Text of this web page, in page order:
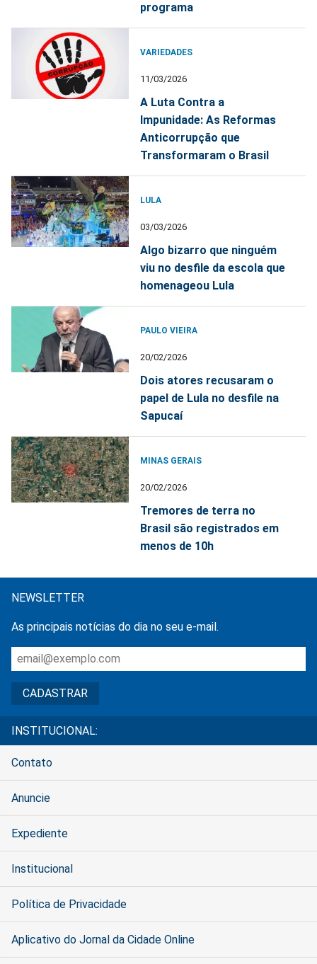
programa
VARIEDADES
11/03/2026
A Luta Contra a
Impunidade: As Reformas
Anticorrupção que
Transformaram o Brasil
LULA
03/03/2026
Algo bizarro que ninguém
viu no desfile da escola que
homenageou Lula
PAULO VIEIRA
20/02/2026
Dois atores recusaram o
papel de Lula no desfile na
Sapucaí
MINAS GERAIS
20/02/2026
Tremores de terra no
Brasil são registrados em
menos de 10h
NEWSLETTER
As principais notícias do dia no seu e-mail.
INSTITUCIONAL:
Contato
Anuncie
Expediente
Institucional
Política de Privacidade
Aplicativo do Jornal da Cidade Online